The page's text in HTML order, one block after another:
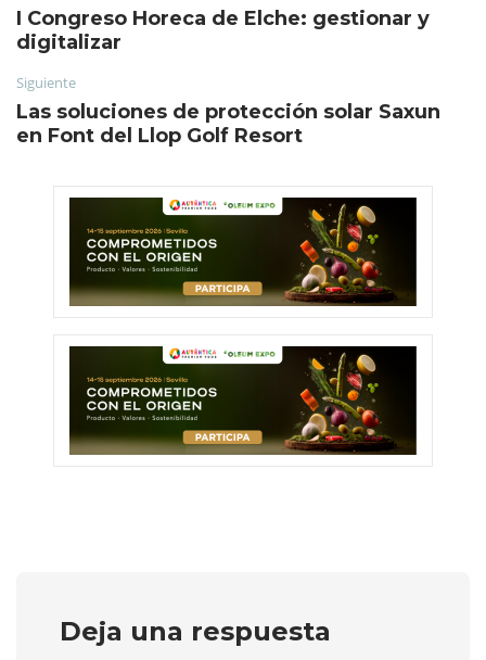
I Congreso Horeca de Elche: gestionar y
digitalizar
Siguiente
Las soluciones de protección solar Saxun
en Font del Llop Golf Resort
Deja una respuesta